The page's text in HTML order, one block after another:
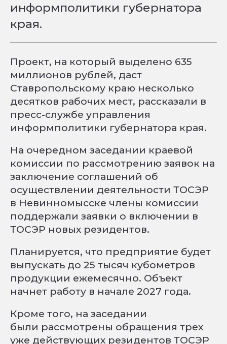
информполитики губернатора
края.
Проект, на который выделено 635
миллионов рублей, даст
Ставропольскому краю несколько
десятков рабочих мест, рассказали в
пресс-службе управления
информполитики губернатора края.
На очередном заседании краевой
комиссии по рассмотрению заявок на
заключение соглашений об
осуществлении деятельности ТОСЭР
в Невинномысске члены комиссии
поддержали заявки о включении в
ТОСЭР новых резидентов.
Планируется, что предприятие будет
выпускать до 25 тысяч кубометров
продукции ежемесячно. Объект
начнет работу в начале 2027 года.
Кроме того, на заседании
были рассмотрены обращения трех
уже действующих резидентов ТОСЭР